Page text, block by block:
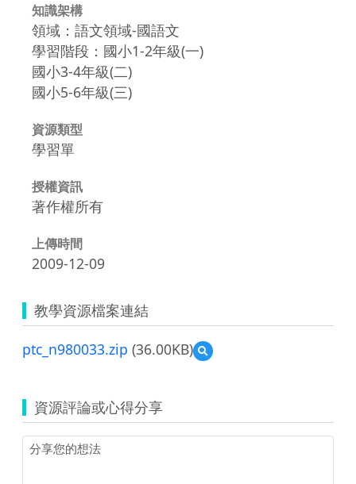
知識架構
領域：語文領域-國語文
學習階段：國小1-2年級(一)
國小3-4年級(二)
國小5-6年級(三)
資源類型
學習單
授權資訊
著作權所有
上傳時間
2009-12-09
教學資源檔案連結
ptc_n980033.zip (36.00KB)
預
覽
資源評論或心得分享